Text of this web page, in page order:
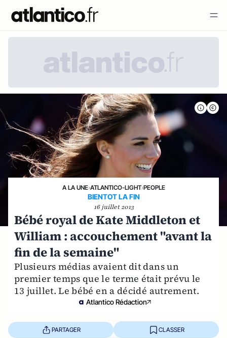
A LA UNE›ATLANTICO-LIGHT›PEOPLE
BIENTOT LA FIN
16 juillet 2013
Bébé royal de Kate Middleton et
William : accouchement "avant la
fin de la semaine"
Plusieurs médias avaient dit dans un
premier temps que le terme était prévu le
13 juillet. Le bébé en a décidé autrement.
Atlantico Rédaction
PARTAGER CLASSER